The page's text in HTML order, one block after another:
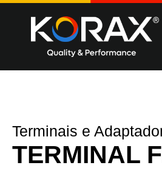
Terminais e
TERMINAL